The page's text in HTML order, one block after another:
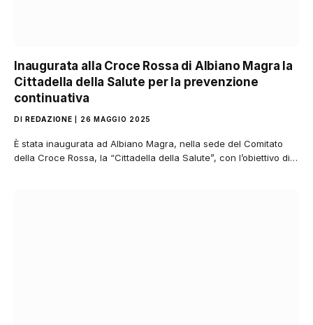
Inaugurata alla Croce Rossa di Albiano Magra la
Cittadella della Salute per la prevenzione
continuativa
DI REDAZIONE 26 MAGGIO 2025
È stata inaugurata ad Albiano Magra, nella sede del Comitato
della Croce Rossa, la “Cittadella della Salute”, con l’obiettivo di…